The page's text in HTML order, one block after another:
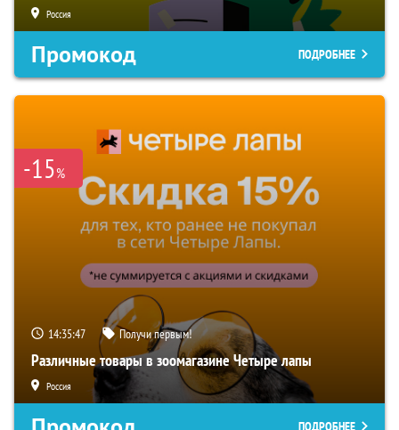
Россия
Промокод ПОДРОБНЕЕ
-15%
14:35:46 Получи первым!
Различные товары в зоомагазине Четыре лапы
Россия
ПОДРОБНЕЕ